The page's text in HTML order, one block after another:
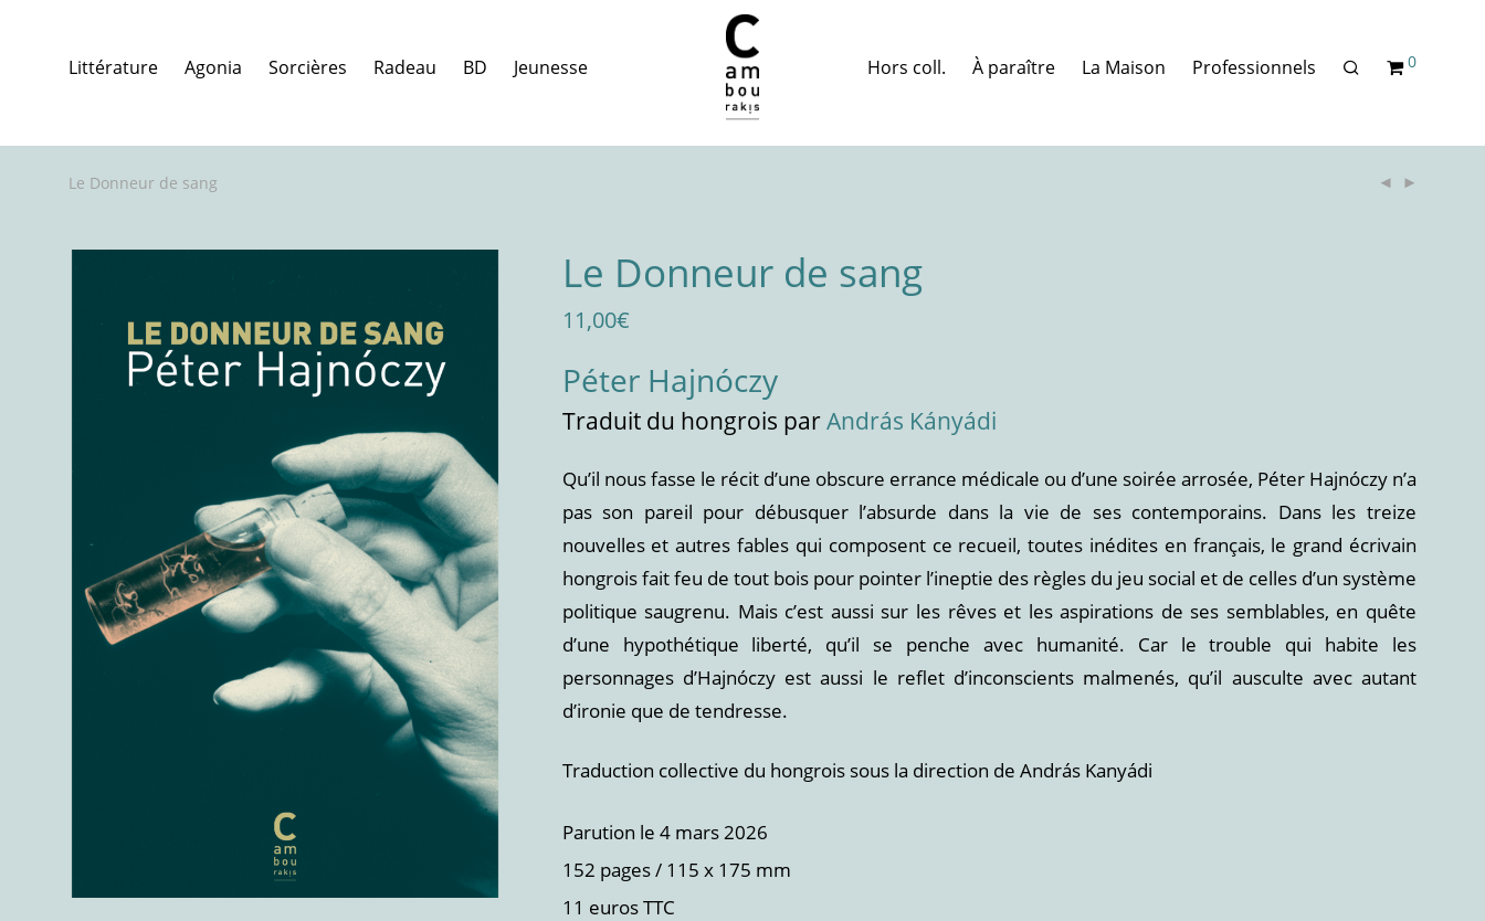
Littérature Agonia Sorcières Radeau BD Jeunesse Hors coll. À paraître La Maison Professionnels 0
Le Donneur de sang
Le Donneur de sang
11,00€
Péter Hajnóczy
Traduit du hongrois parAndrás Kányádi
Qu’il nous fasse le récit d’une obscure errance médicale ou d’une soirée arrosée, Péter Hajnóczy n’a
pas son pareil pour débusquer l’absurde dans la vie de ses contemporains. Dans les treize
nouvelles et autres fables qui composent ce recueil, toutes inédites en français, le grand écrivain
hongrois fait feu de tout bois pour pointer l’ineptie des règles du jeu social et de celles d’un système
politique saugrenu. Mais c’est aussi sur les rêves et les aspirations de ses semblables, en quête
d’une hypothétique liberté, qu’il se penche avec humanité. Car le trouble qui habite les
personnages d’Hajnóczy est aussi le reflet d’inconscients malmenés, qu’il ausculte avec autant
d’ironie que de tendresse.
Traduction collective du hongrois sous la direction de András Kanyádi
Parution le 4 mars 2026
152 pages / 115 x 175 mm
11 euros TTC